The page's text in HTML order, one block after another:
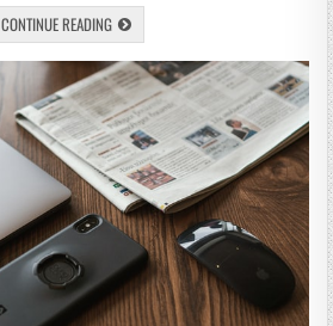
CONTINUE READING